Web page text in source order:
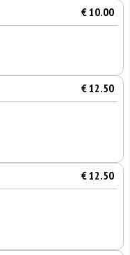
€ 10.00
€ 12.50
€ 12.50